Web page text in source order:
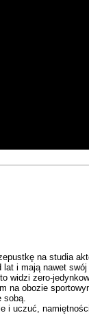
na studia
i mają nawet
zero-
na obozie
sobą.
i uczuć,